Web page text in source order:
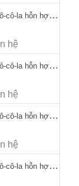
Petits Chocolate Collection 125g thiếc
hệ
Petits Chocolate Collection 125g thiếc
hệ
Merci Finest Selection 250g thiếc
hệ
Merci Finest Selection 250g thiếc